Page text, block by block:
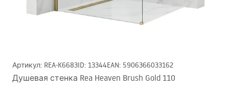
Артикул: REA-K6683ID: 13344EAN: 5906366033162
Душевая стенка Rea Heaven Brush Gold 110